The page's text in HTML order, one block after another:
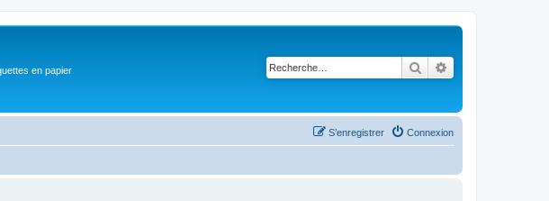
en papier Rechercher
Connexion
S’enregistrer